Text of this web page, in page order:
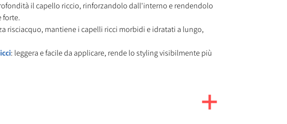
il capello riccio, rinforzandolo dall'interno e rendendolo
forte.
risciacquo, mantiene i capelli ricci morbidi e idratati a lungo,
: leggera e facile da applicare, rende lo styling visibilmente più